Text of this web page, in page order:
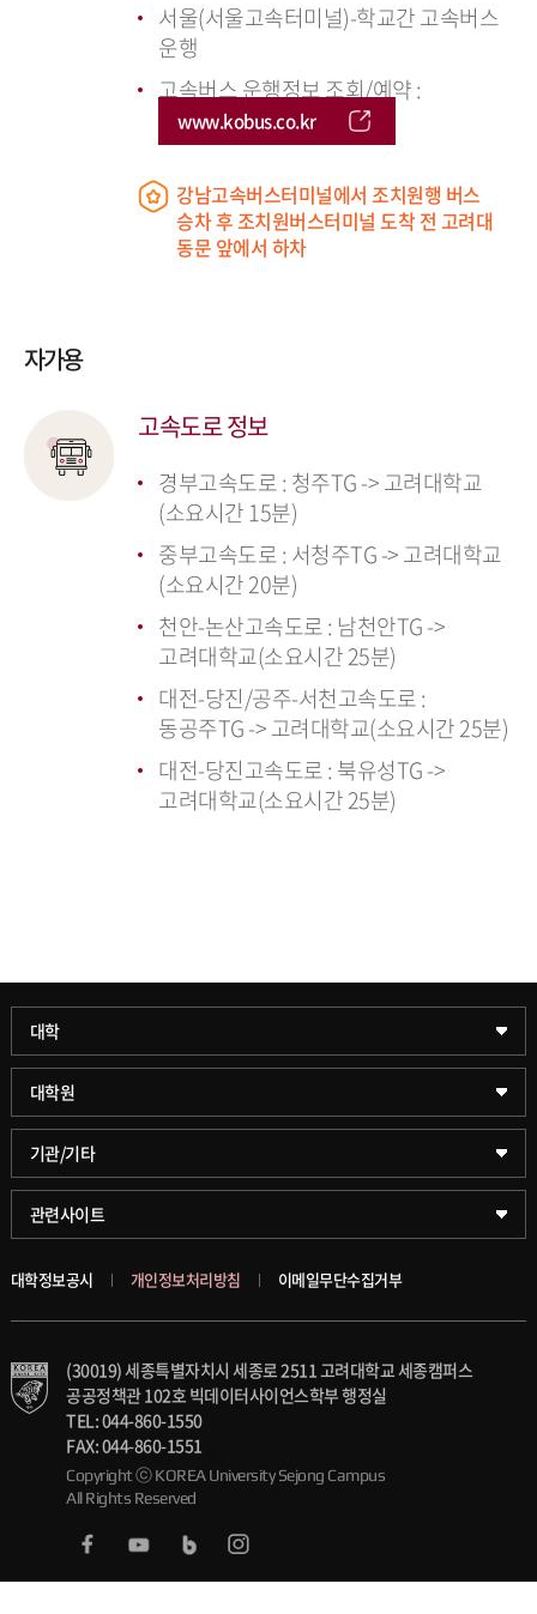
서울(서울고속터미널)-학교간 고속버스
운행
고속버스 운행정보 조회/예약 :
www.kobus.co.kr
강남고속버스터미널에서 조치원행 버스
승차 후 조치원버스터미널 도착 전 고려대
동문 앞에서 하차
자가용
고속도로 정보
경부고속도로 : 청주TG -> 고려대학교
(소요시간 15분)
중부고속도로 : 서청주TG -> 고려대학교
(소요시간 20분)
천안-논산고속도로 : 남천안TG ->
고려대학교(소요시간 25분)
대전-당진/공주-서천고속도로 :
동공주TG -> 고려대학교(소요시간 25분)
대전-당진고속도로 : 북유성TG ->
고려대학교(소요시간 25분)
대학
과학기술대학
약학대학
글로벌비즈니스대학
공공정책대학
스마트도시학부
대학원
일반대학원
문화스포츠대학원
창업경영대학원
융합과학대학원
가속기과학과(일반대학원)
기관/기타
학술정보원(도서관)
학술정보팀
국제교류교육원
대학일자리플러스센터
세종학생상담센터
세종창업교육센터
관련사이트
KUPID
블랙보드
의료원
발전기금
인재양성통합관리시스템(KUSEUM)
대학정보공시 개인정보처리방침 이메일무단수집거부
(30019) 세종특별자치시 세종로 2511 고려대학교 세종캠퍼스
공공정책관 102호 빅데이터사이언스학부 행정실
TEL: 044-860-1550
FAX: 044-860-1551
Copyright ⓒ KOREA University Sejong Campus
All Rights Reserved